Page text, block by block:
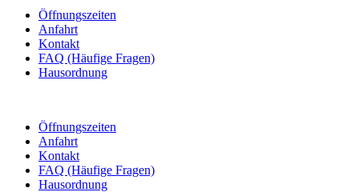
Öffnungszeiten
Anfahrt
Kontakt
FAQ (Häufige Fragen)
Hausordnung
Öffnungszeiten
Anfahrt
Kontakt
FAQ (Häufige Fragen)
Hausordnung